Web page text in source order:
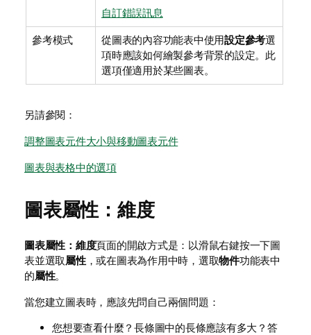
自訂錯誤訊息
參考模式 從圖表的內容功能表中使用設定參考選
項時應該如何繪製參考背景的設定。此
選項僅適用於某些圖表。
另請參閱：
調整圖表元件大小與移動圖表元件
圖表與表格中的選項
圖表屬性：維度
圖表屬性：維度頁面的開啟方式是：以滑鼠右鍵按一下圖
表並選取屬性，或在圖表為作用中時，選取物件功能表中
的屬性。
當您建立圖表時，應該先問自己兩個問題：
您想要查看什麼？長條圖中的長條應該有多大？答